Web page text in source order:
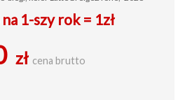
1-szy rok = 1zł
zł cena brutto